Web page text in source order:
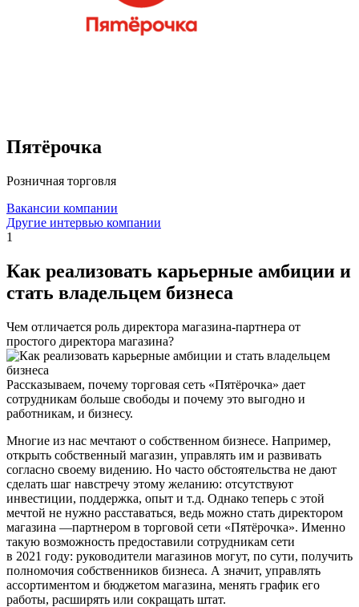
Пятёрочка
Розничная торговля
Вакансии компании
Другие интервью компании
1
Как реализовать карьерные амбиции и
стать владельцем бизнеса
Чем отличается роль директора магазина-партнера от
простого директора магазина?
Рассказываем, почему торговая сеть «Пятёрочка» дает
сотрудникам больше свободы и почему это выгодно и
работникам, и бизнесу.
Многие из нас мечтают о собственном бизнесе. Например,
открыть собственный магазин, управлять им и развивать
согласно своему видению. Но часто обстоятельства не дают
сделать шаг навстречу этому желанию: отсутствуют
инвестиции, поддержка, опыт и т.д. Однако теперь с этой
мечтой не нужно расставаться, ведь можно стать директором
магазина —партнером в торговой сети «Пятёрочка». Именно
такую возможность предоставили сотрудникам сети
в 2021 году: руководители магазинов могут, по сути, получить
полномочия собственников бизнеса. А значит, управлять
ассортиментом и бюджетом магазина, менять график его
работы, расширять или сокращать штат.